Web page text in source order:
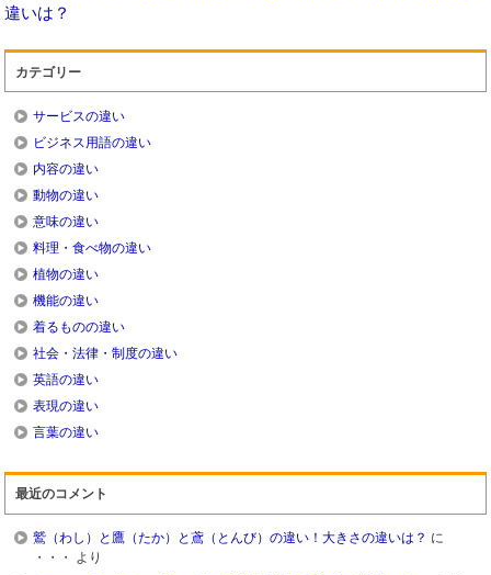
違いは？
カテゴリー
サービスの違い
ビジネス用語の違い
内容の違い
動物の違い
意味の違い
料理・食べ物の違い
植物の違い
機能の違い
着るものの違い
社会・法律・制度の違い
英語の違い
表現の違い
言葉の違い
最近のコメント
鷲（わし）と鷹（たか）と鳶（とんび）の違い！大きさの違いは？ に
・・・
より